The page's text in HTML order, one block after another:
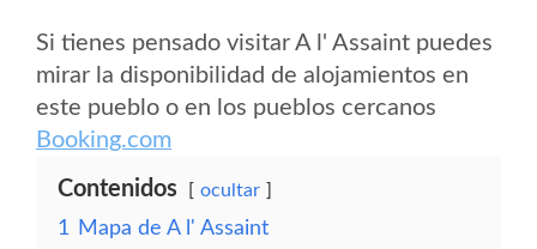
Si tienes pensado visitar A l' Assaint puedes
mirar la disponibilidad de alojamientos en
este pueblo o en los pueblos cercanos
Booking.com
Contenidos ocultar
1
Mapa de A l' Assaint